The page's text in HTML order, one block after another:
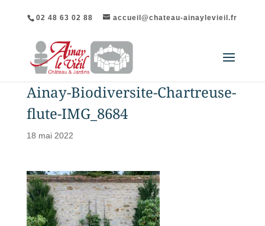
02 48 63 02 88 accueil@chateau-ainaylevieil.fr
Ainay-Biodiversite-Chartreuse-
flute-IMG_8684
18 mai 2022